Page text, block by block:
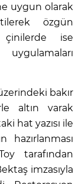
uygun olarak
özgün
çinilerde ise
bakır
altın varak
hat yazısı ile
hazırlanması
tarafından
imzasıyla